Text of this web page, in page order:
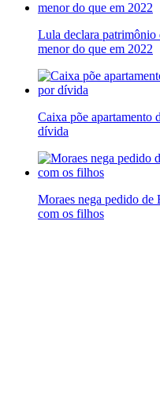
Lula declara
menor do que em 2022
Caixa põe apartamento
dívida
Moraes nega pedido de
com os filhos